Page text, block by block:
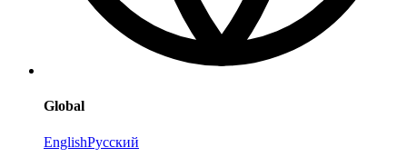
Global
EnglishРусский